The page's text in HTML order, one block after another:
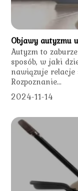
Objawy autyzmu
Autyzm to
sposób, w jaki
nawiązuje relacje
Rozpoznanie...
2024-11-14